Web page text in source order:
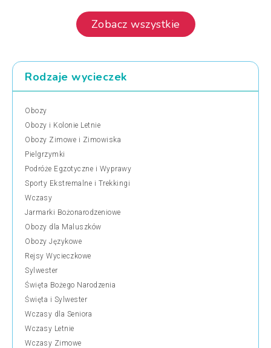
Zobacz wszystkie
Rodzaje wycieczek
Obozy
Obozy i Kolonie Letnie
Obozy Zimowe i Zimowiska
Pielgrzymki
Podróże Egzotyczne i Wyprawy
Sporty Ekstremalne i Trekkingi
Wczasy
Jarmarki Bożonarodzeniowe
Obozy dla Maluszków
Obozy Językowe
Rejsy Wycieczkowe
Sylwester
Święta Bożego Narodzenia
Święta i Sylwester
Wczasy dla Seniora
Wczasy Letnie
Wczasy Zimowe